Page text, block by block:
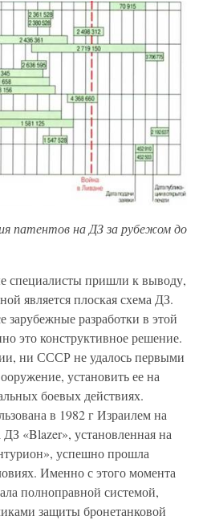
патентов на ДЗ за рубежом до
специалисты пришли к выводу,
является плоская схема ДЗ.
зарубежные разработки в этой
это конструктивное решение.
ни СССР не удалось первыми
установить ее на
боевых действиях.
в 1982 г Израилем на
«Blazer», установленная на
успешно прошла
Именно с этого момента
полноправной системой,
защиты бронетанковой